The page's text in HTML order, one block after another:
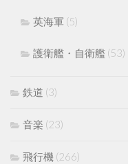
英海軍 (5)
護衛艦・自衛艦 (53)
鉄道 (3)
音楽 (23)
飛行機 (266)